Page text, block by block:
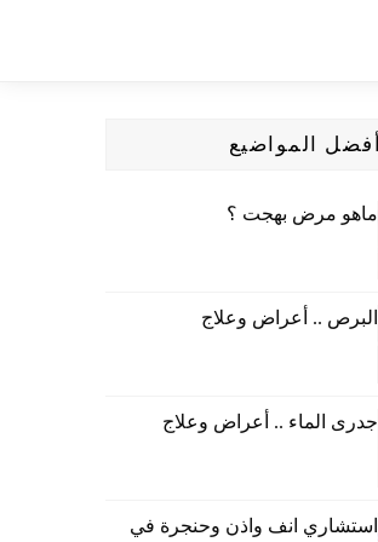
أفضل المواضيع
ماهو مرض بهجت ؟
البرص .. أعراض وعلاج
جدرى الماء .. أعراض وعلاج
استشاري انف واذن وحنجرة في